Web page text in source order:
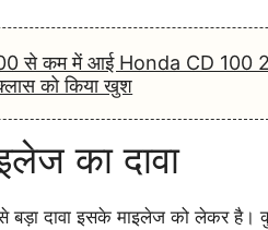
से कम में आई Honda CD 100
को किया खुश
का दावा
दावा इसके माइलेज को लेकर है।